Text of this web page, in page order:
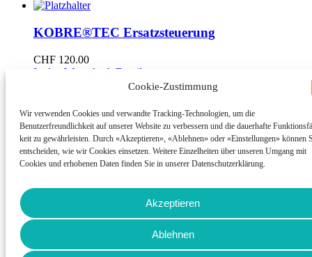
Cookie-Zustimmung
Wir verwenden Cookies und verwandte Tracking-Technologien, um die
Benutzerfreundlichkeit auf unserer Website zu verbessern und die dauerhafte
keit zu gewährleisten. Durch «Akzeptieren», «Ablehnen» oder «Einstellungen» können
entscheiden, wie wir Cookies einsetzen. Weitere Einzelheiten über unseren Umgang mit
Cookies und erhobenen Daten finden Sie in unserer Datenschutzerklärung.
Akzeptieren
Ablehnen
KOBRE®TEC Ersatzsteuerung
CHF 120.00
In den Warenkorb Details
KOBRE®TEC Ersatzsteuerung
CHF140.00
In den Warenkorb Details
Hauptstrasse 34
8362 Balterswil
Tel.: 079 507 85 05
E-Mail: